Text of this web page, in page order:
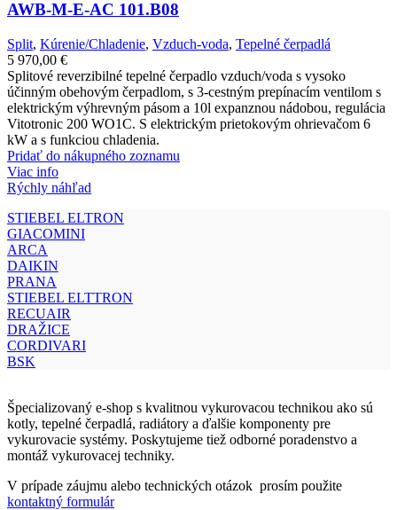
AWB-M-E-AC 101.B08
Split, Kúrenie/Chladenie, Vzduch-voda, Tepelné čerpadlá
5 970,00 €
Splitové reverzibilné tepelné čerpadlo vzduch/voda s vysoko
účinným obehovým čerpadlom, s 3-cestným prepínacím ventilom s
elektrickým výhrevným pásom a 10l expanznou nádobou, regulácia
Vitotronic 200 WO1C. S elektrickým prietokovým ohrievačom 6
kW a s funkciou chladenia.
Pridať do nákupného zoznamu
Viac info
Rýchly náhľad
STIEBEL ELTRON
GIACOMINI
ARCA
DAIKIN
PRANA
STIEBEL ELTTRON
RECUAIR
DRAŽICE
CORDIVARI
BSK
Špecializovaný e-shop s kvalitnou vykurovacou technikou ako sú
kotly, tepelné čerpadlá, radiátory a ďalšie komponenty pre
vykurovacie systémy. Poskytujeme tiež odborné poradenstvo a
montáž vykurovacej techniky.
V prípade záujmu alebo technických otázok prosím použite
kontaktný formulár